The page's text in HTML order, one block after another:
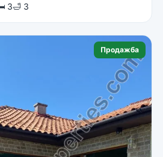
3🛁 3
Продажба